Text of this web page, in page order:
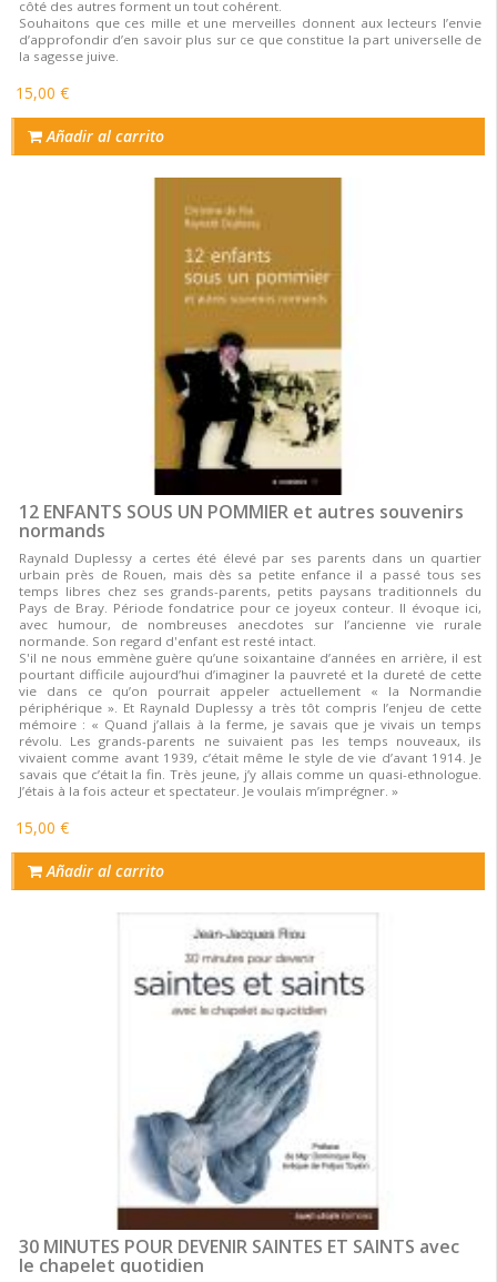
côté des autres forment un tout cohérent.
Souhaitons que ces mille et une merveilles donnent aux lecteurs l’envie
d’approfondir d’en savoir plus sur ce que constitue la part universelle de
la sagesse juive.
15,00 €
Añadir al carrito
12 ENFANTS SOUS UN POMMIER et autres souvenirs
normands
Raynald Duplessy a certes été élevé par ses parents dans un quartier
urbain près de Rouen, mais dès sa petite enfance il a passé tous ses
temps libres chez ses grands-parents, petits paysans traditionnels du
Pays de Bray. Période fondatrice pour ce joyeux conteur. Il évoque ici,
avec humour, de nombreuses anecdotes sur l’ancienne vie rurale
normande. Son regard d'enfant est resté intact.
S'il ne nous emmène guère qu’une soixantaine d’années en arrière, il est
pourtant difficile aujourd’hui d’imaginer la pauvreté et la dureté de cette
vie dans ce qu’on pourrait appeler actuellement « la Normandie
périphérique ». Et Raynald Duplessy a très tôt compris l’enjeu de cette
mémoire : « Quand j’allais à la ferme, je savais que je vivais un temps
révolu. Les grands-parents ne suivaient pas les temps nouveaux, ils
vivaient comme avant 1939, c’était même le style de vie d’avant 1914. Je
savais que c’était la fin. Très jeune, j’y allais comme un quasi-ethnologue.
J’étais à la fois acteur et spectateur. Je voulais m’imprégner. »
15,00 €
Añadir al carrito
30 MINUTES POUR DEVENIR SAINTES ET SAINTS avec
le chapelet quotidien